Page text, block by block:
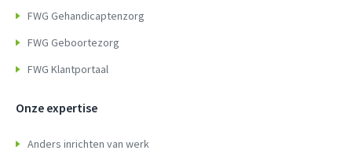
FWG Gehandicaptenzorg
FWG Geboortezorg
FWG Klantportaal
Onze expertise
Anders inrichten van werk